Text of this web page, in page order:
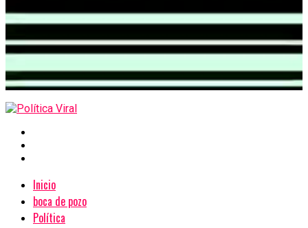
Inicio
boca de pozo
Política